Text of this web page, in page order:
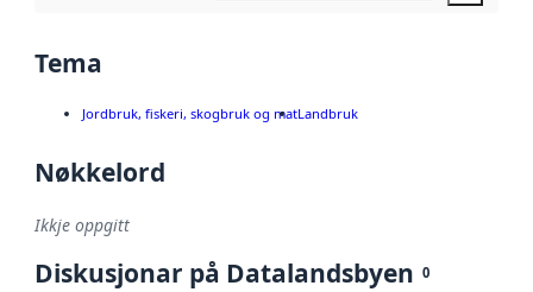
Tema
Jordbruk, fiskeri, skogbruk og matLandbruk
Nøkkelord
Ikkje oppgitt
Diskusjonar på Datalandsbyen 0